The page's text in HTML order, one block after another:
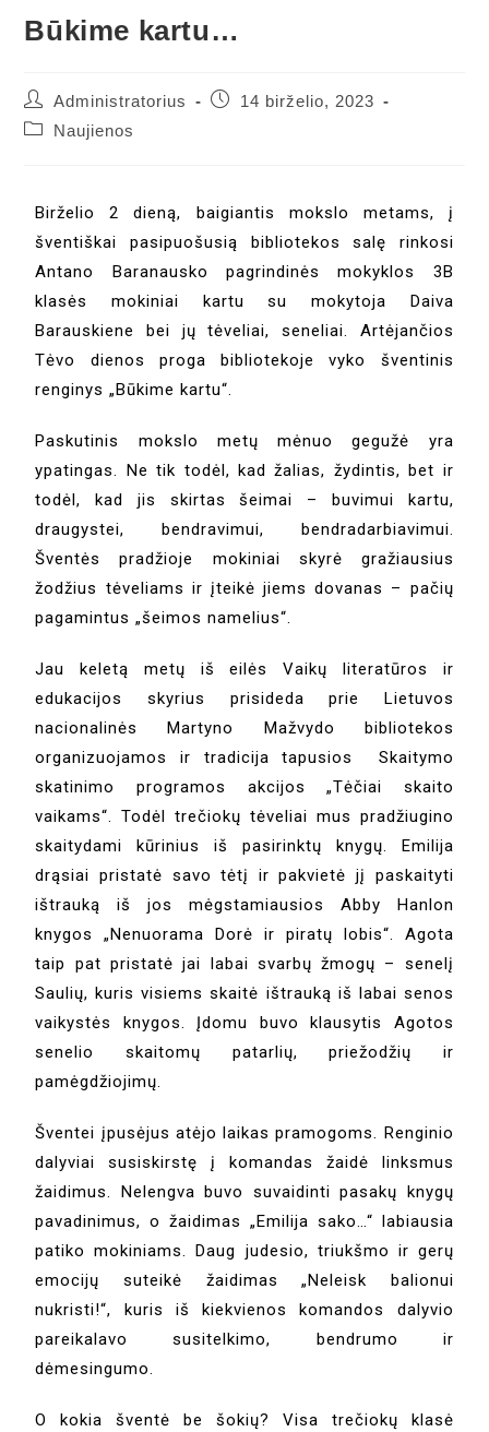
Būkime kartu…
Administratorius
14 birželio, 2023
Naujienos
Birželio 2 dieną, baigiantis mokslo metams, į
šventiškai pasipuošusią bibliotekos salę rinkosi
Antano Baranausko pagrindinės mokyklos 3B
klasės mokiniai kartu su mokytoja Daiva
Barauskiene bei jų tėveliai, seneliai. Artėjančios
Tėvo dienos proga bibliotekoje vyko šventinis
renginys „Būkime kartu“.
Paskutinis mokslo metų mėnuo gegužė yra
ypatingas. Ne tik todėl, kad žalias, žydintis, bet ir
todėl, kad jis skirtas šeimai – buvimui kartu,
draugystei, bendravimui, bendradarbiavimui.
Šventės pradžioje mokiniai skyrė gražiausius
žodžius tėveliams ir įteikė jiems dovanas – pačių
pagamintus „šeimos namelius“.
Jau keletą metų iš eilės Vaikų literatūros ir
edukacijos skyrius prisideda prie Lietuvos
nacionalinės Martyno Mažvydo bibliotekos
organizuojamos ir tradicija tapusios Skaitymo
skatinimo programos akcijos „Tėčiai skaito
vaikams“. Todėl trečiokų tėveliai mus pradžiugino
skaitydami kūrinius iš pasirinktų knygų. Emilija
drąsiai pristatė savo tėtį ir pakvietė jį paskaityti
ištrauką iš jos mėgstamiausios Abby Hanlon
knygos „Nenuorama Dorė ir piratų lobis“. Agota
taip pat pristatė jai labai svarbų žmogų – senelį
Saulių, kuris visiems skaitė ištrauką iš labai senos
vaikystės knygos. Įdomu buvo klausytis Agotos
senelio skaitomų patarlių, priežodžių ir
pamėgdžiojimų.
Šventei įpusėjus atėjo laikas pramogoms. Renginio
dalyviai susiskirstę į komandas žaidė linksmus
žaidimus. Nelengva buvo suvaidinti pasakų knygų
pavadinimus, o žaidimas „Emilija sako…“ labiausia
patiko mokiniams. Daug judesio, triukšmo ir gerų
emocijų suteikė žaidimas „Neleisk balionui
nukristi!“, kuris iš kiekvienos komandos dalyvio
pareikalavo susitelkimo, bendrumo ir
dėmesingumo.
O kokia šventė be šokių? Visa trečiokų klasė